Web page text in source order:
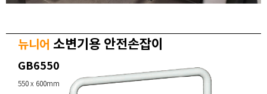
뉴니어 소변기용 안전손잡이
GB6550
550 x 600mm